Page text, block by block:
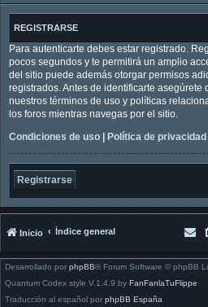
REGISTRARSE
Para autenticarte debes estar registrado.
pocos segundos y te permitirá un amplio
del sitio puede además otorgar permisos
registrados. Antes de identificarte asegúrete
nuestros términos de uso y políticas
los foros mientras navegas por el sitio.
Condiciones de uso
Política de privacidad
Registrarse
Inicio Índice general
Desarrollado por phpBB® Forum Software © phpBB
Quantum Codex style V.1.4.9 by FanFanlaTuFlippe
Traducción al español por phpBB España